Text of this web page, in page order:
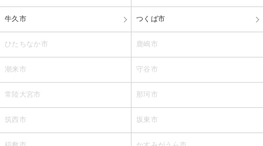
牛久市 つくば市
ひたちなか市 鹿嶋市
潮来市 守谷市
常陸大宮市 那珂市
筑西市 坂東市